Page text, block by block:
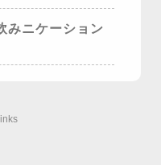
みニケーション